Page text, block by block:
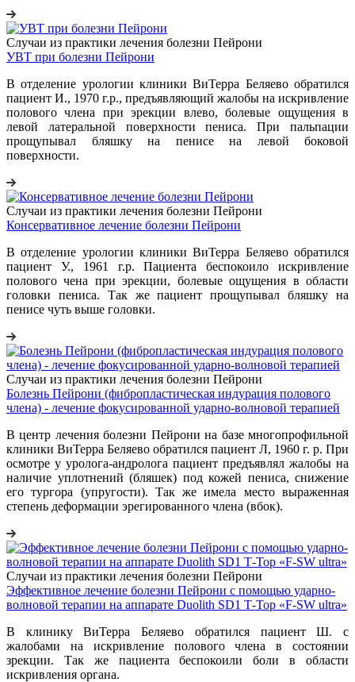
Случаи из практики лечения болезни Пейрони
УВТ при болезни Пейрони
В отделение урологии клиники ВиТерра Беляево обратился
пациент И., 1970 г.р., предъявляющий жалобы на искривление
полового члена при эрекции влево, болевые ощущения в
левой латеральной поверхности пениса. При пальпации
прощупывал бляшку на пенисе на левой боковой
поверхности.
Случаи из практики лечения болезни Пейрони
Консервативное лечение болезни Пейрони
В отделение урологии клиники ВиТерра Беляево обратился
пациент У., 1961 г.р. Пациента беспокоило искривление
полового чена при эрекции, болевые ощущения в области
головки пениса. Так же пациент прощупывал бляшку на
пенисе чуть выше головки.
Случаи из практики лечения болезни Пейрони
Болезнь Пейрони (фибропластическая индурация полового
члена) - лечение фокусированной ударно-волновой терапией
В центр лечения болезни Пейрони на базе многопрофильной
клиники ВиТерра Беляево обратился пациент Л, 1960 г. р. При
осмотре у уролога-андролога пациент предъявлял жалобы на
наличие уплотнений (бляшек) под кожей пениса, снижение
его тургора (упругости). Так же имела место выраженная
степень деформации эрегированного члена (вбок).
Случаи из практики лечения болезни Пейрони
Эффективное лечение болезни Пейрони с помощью ударно-
волновой терапии на аппарате Duolith SD1 Т-Тор «F-SW ultra»
В клинику ВиТерра Беляево обратился пациент Ш. с
жалобами на искривление полового члена в состоянии
зрекции. Так же пациента беспокоили боли в области
искривления органа.